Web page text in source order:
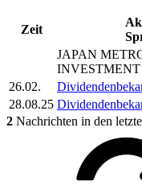
Zeit
JAPAN
INVESTMENT
26.02.
28.08.25
2 Nachrichten in den